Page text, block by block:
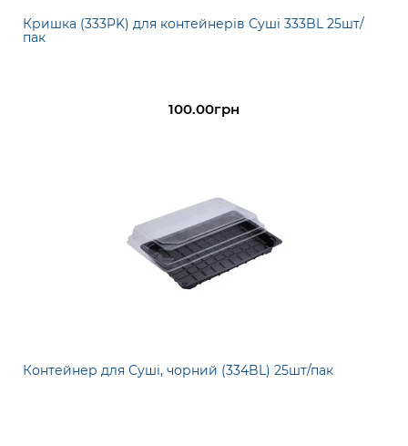
Кришка (333PK) для контейнерів Суші 333BL 25шт/
пак
100.00грн
Контейнер для Суші, чорний (334BL) 25шт/пак